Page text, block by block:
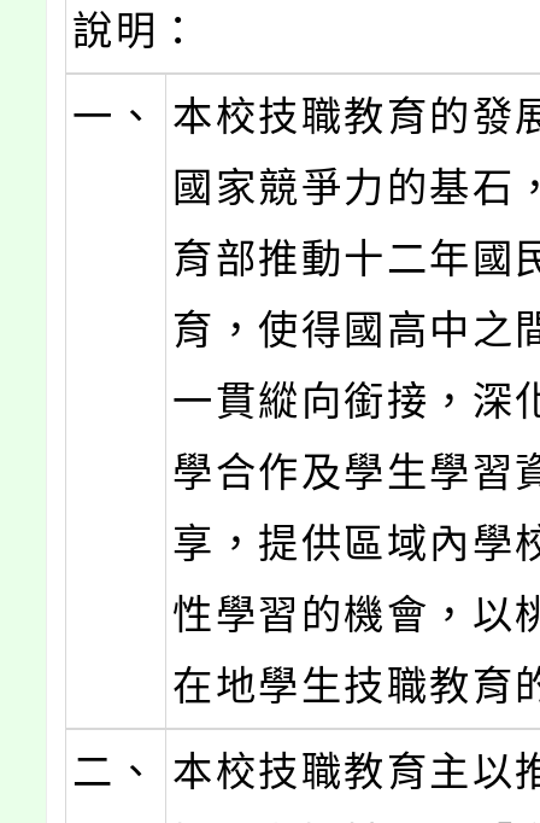
說明：
一、
本校技職教育的發
國家競爭力的基石
育部推動十二年國
育，使得國高中之
一貫縱向銜接，深
學合作及學生學習
享，提供區域內學
性學習的機會，以
在地學生技職教育
二、
本校技職教育主以